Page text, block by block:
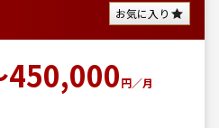
お気に入り
円／月